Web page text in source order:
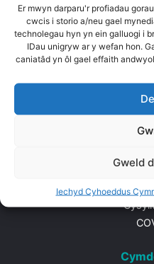
Er mwyn darparu'r profiadau
cwcis i storio a/neu gael
technolegau hyn yn ein galluogi i
IDau unigryw ar y wefan hon.
caniatâd yn ôl gael effaith
Gweld
Iechyd Cyhoeddus